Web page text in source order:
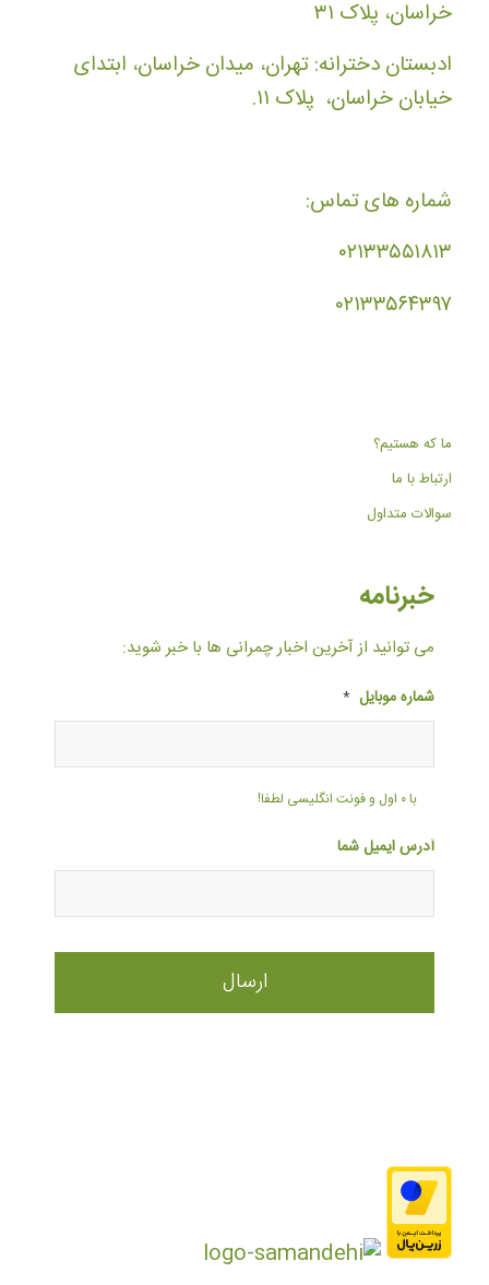
خراسان، پلاک ۳۱
ادبستان دخترانه: تهران، میدان خراسان، ابتدای
خیابان خراسان، پلاک ۱۱.
شماره های تماس:
۰۲۱۳۳۵۵۱۸۱۳
۰۲۱۳۳۵۶۴۳۹۷
ما که هستیم؟
ارتباط با ما
سوالات متداول
خبرنامه
می توانید از آخرین اخبار چمرانی ها با خبر شوید:
شماره موبایل *
با ۰ اول و فونت انگلیسی لطفا!
آدرس ایمیل شما